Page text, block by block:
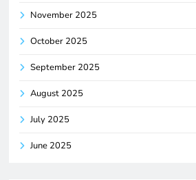
November 2025
October 2025
September 2025
August 2025
July 2025
June 2025